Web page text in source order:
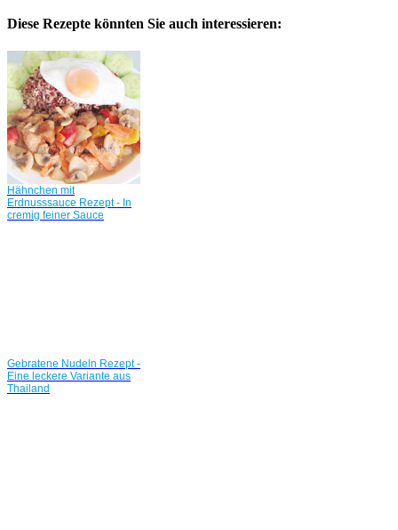
Diese Rezepte könnten Sie auch interessieren:
Hähnchen mit
Erdnusssauce Rezept - In
cremig feiner Sauce
Gebratene Nudeln Rezept -
Eine leckere Variante aus
Thailand